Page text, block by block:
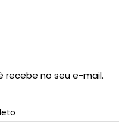
recebe no seu e-mail.